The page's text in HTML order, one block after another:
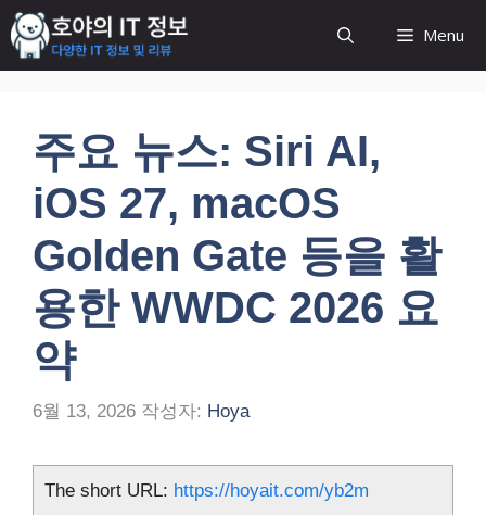
컨
텐
츠
Menu
주요 뉴스: Siri AI,
iOS 27, macOS
Golden Gate 등을 활
용한 WWDC 2026 요
약
6월 13, 2026 작성자: Hoya
The short URL: https://hoyait.com/yb2m